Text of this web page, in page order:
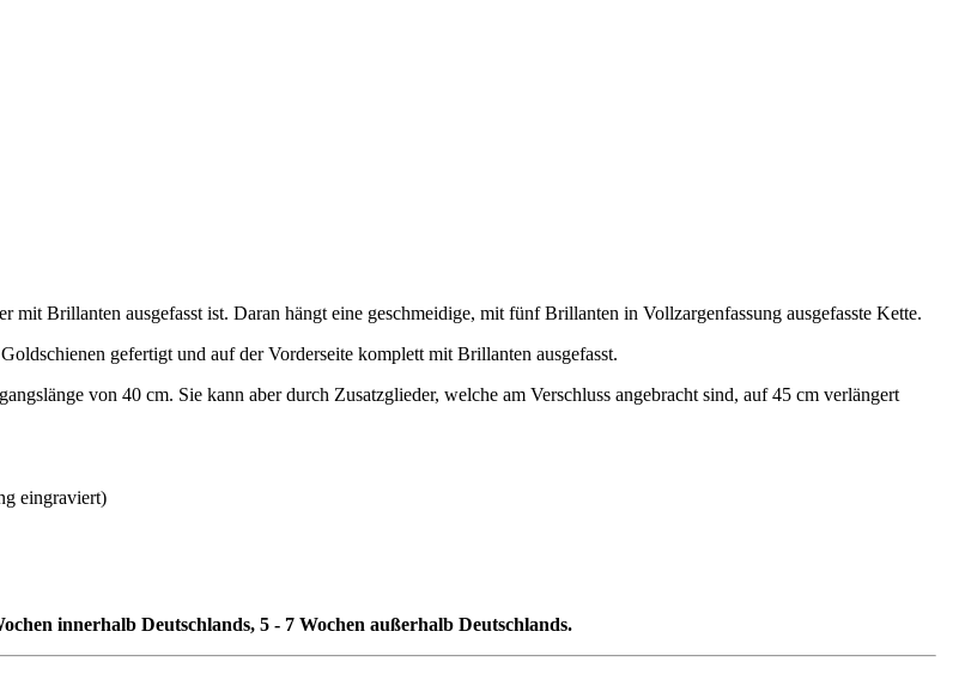
Brillanten ausgefasst ist. Daran hängt eine geschmeidige, mit fünf Brillanten in Vollzargenfassung ausgefasste Kette.
gefertigt und auf der Vorderseite komplett mit Brillanten ausgefasst.
von 40 cm. Sie kann aber durch Zusatzglieder, welche am Verschluss angebracht sind, auf 45 cm verlängert
eingraviert)
innerhalb Deutschlands, 5 - 7 Wochen außerhalb Deutschlands.